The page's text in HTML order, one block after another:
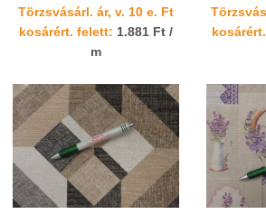
Törzsvásárl. ár, v. 10 e. Ft
kosárért. felett: 1.881 Ft /
m